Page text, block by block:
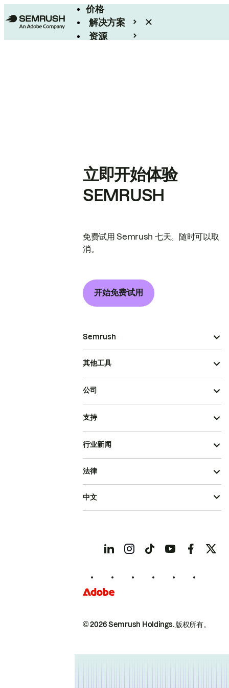
价格
解决方案
资源
立即开始体验
SEMRUSH
免费试用 Semrush 七天。随时可以取
消。
开始免费试用
Semrush
其他工具
公司
支持
行业新闻
© 2026 Semrush Holdings.版权所有。
法律
中文